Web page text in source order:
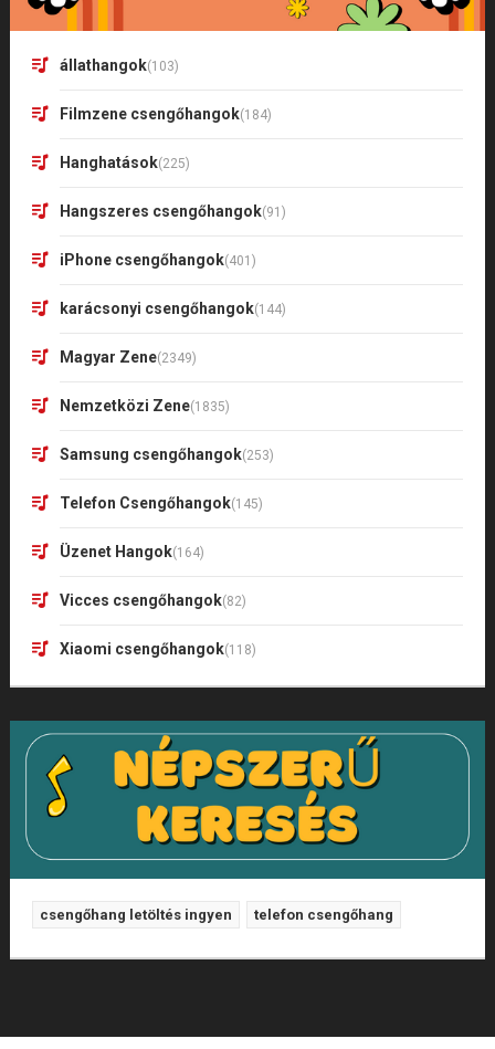
állathangok(103)
Filmzene csengőhangok(184)
Hanghatások(225)
Hangszeres csengőhangok(91)
iPhone csengőhangok(401)
karácsonyi csengőhangok(144)
Magyar Zene(2349)
Nemzetközi Zene(1835)
Samsung csengőhangok(253)
Telefon Csengőhangok(145)
Üzenet Hangok(164)
Vicces csengőhangok(82)
Xiaomi csengőhangok(118)
csengőhang letöltés ingyen telefon csengőhang